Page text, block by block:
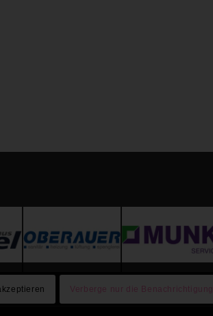
8 9 10 13
Verberge nur die Benachrichtigung